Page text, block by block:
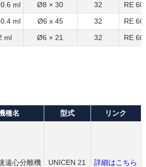
ml
Ø8 × 30 32
RE
ml
Ø6 x 45 32
RE
ml
Ø6 × 21 32 RE
種名 型式 リンク
遠心分離機 UNICEN 21 詳細はこちら